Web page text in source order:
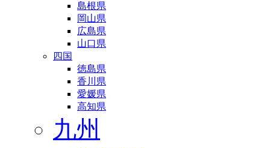
島根県
岡山県
広島県
山口県
四国
徳島県
香川県
愛媛県
高知県
九州